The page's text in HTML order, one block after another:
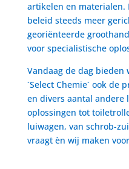
artikelen en materialen.
beleid steeds meer
georiënteerde
voor specialistische
Vandaag de dag
´Select Chemie´ ook de
en divers aantal andere
oplossingen tot
luiwagen, van schrob-
vraagt èn wij maken